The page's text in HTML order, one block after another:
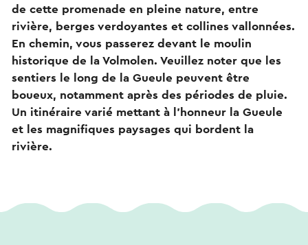
de cette promenade en pleine nature, entre
rivière, berges verdoyantes et collines vallonnées.
En chemin, vous passerez devant le moulin
historique de la Volmolen. Veuillez noter que les
sentiers le long de la Gueule peuvent être
boueux, notamment après des périodes de pluie.
Un itinéraire varié mettant à l'honneur la Gueule
et les magnifiques paysages qui bordent la
rivière.